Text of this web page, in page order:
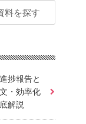
捗報告と
・効率化
解説